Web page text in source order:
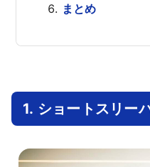
まとめ
1. ショートスリー